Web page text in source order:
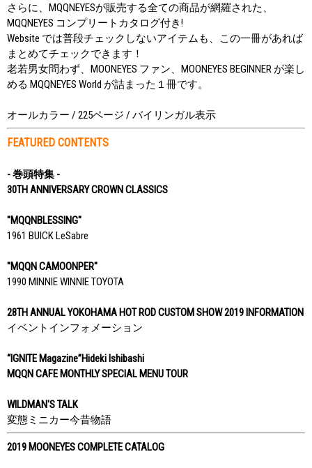
さらに、MQQNEYESが販売する全ての商品が網羅された、
MQQNEYES コンプリートカタログ付き!
Website では普段チェックしないアイテムも、この一冊があれば
まとめてチェックできます！
老若男女問わず、MOONEYES ファン、MOONEYES BEGINNER が楽し
める MQQNEYES World が詰まった１冊です。
オールカラー / 225ページ / バイリンガル表示
FEATURED CONTENTS
- 巻頭特集 -
30TH ANNIVERSARY CROWN CLASSICS
"MQQNBLESSING"
1961 BUICK LeSabre
"MQQN CAMOONPER"
1990 MINNIE WINNIE TOYOTA
28TH ANNUAL YOKOHAMA HOT ROD CUSTOM SHOW 2019 INFORMATION
イベントインフォメーション
“IGNITE Magazine”Hideki Ishibashi
MQQN CAFE MONTHLY SPECIAL MENU TOUR
WILDMAN'S TALK
変態ミニカー今昔物語
2019 MOONEYES COMPLETE CATALOG